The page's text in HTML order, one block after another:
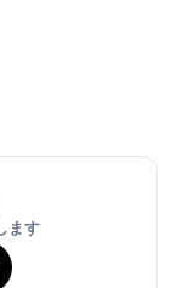
ます